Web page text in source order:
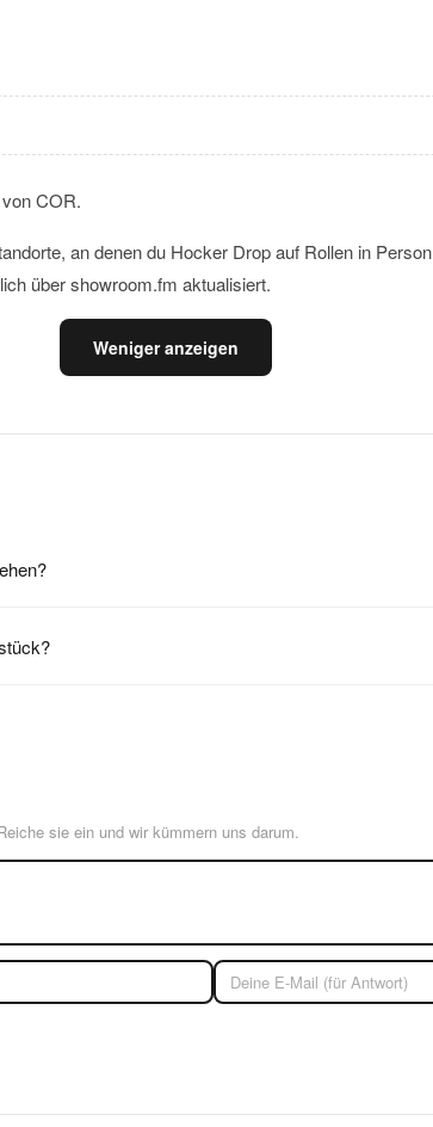
COR.
an denen du Hocker Drop auf Rollen in Person
über showroom.fm aktualisiert.
Weniger anzeigen
sie ein und wir kümmern uns darum.